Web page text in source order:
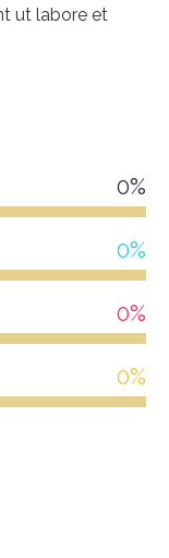
ut labore et
0%
0%
0%
0%